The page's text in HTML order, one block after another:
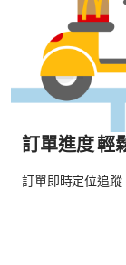
訂單進度 輕
訂單即時定位追